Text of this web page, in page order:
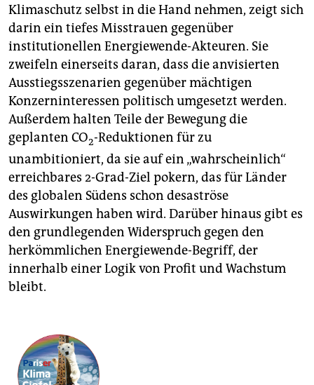
Klimaschutz selbst in die Hand nehmen, zeigt sich
darin ein tiefes Misstrauen gegenüber
institutionellen Energiewende-Akteuren. Sie
zweifeln einerseits daran, dass die anvisierten
Ausstiegsszenarien gegenüber mächtigen
Konzerninteressen politisch umgesetzt werden.
Außerdem halten Teile der Bewegung die
geplanten CO2-Reduktionen für zu
unambitioniert, da sie auf ein „wahrscheinlich“
erreichbares 2-Grad-Ziel pokern, das für Länder
des globalen Südens schon desaströse
Auswirkungen haben wird. Darüber hinaus gibt es
den grundlegenden Widerspruch gegen den
herkömmlichen Energiewende-Begriff, der
innerhalb einer Logik von Profit und Wachstum
bleibt.